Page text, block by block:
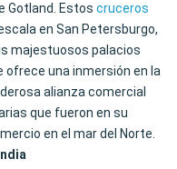
Gotland. Estos cruceros
en San Petersburgo,
majestuosos palacios
ofrece una inmersión en la
alianza comercial
que fueron en su
en el mar del Norte.